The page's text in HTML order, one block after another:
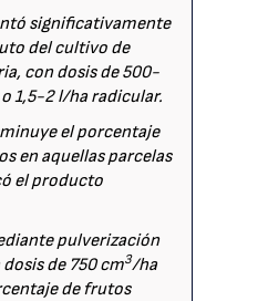
significativamente
del cultivo de
con dosis de 500-
1,5-2 l/ha radicular.
el porcentaje
en aquellas parcelas
el producto
pulverización
de 750 cm3/ha
de frutos